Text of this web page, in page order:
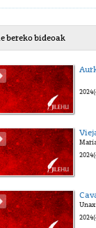
bereko bideoak